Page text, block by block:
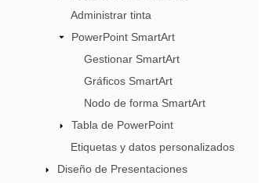
Administrar tinta
PowerPoint SmartArt
Gestionar SmartArt
Gráficos SmartArt
Nodo de forma SmartArt
Tabla de PowerPoint
Etiquetas y datos personalizados
Diseño de Presentaciones